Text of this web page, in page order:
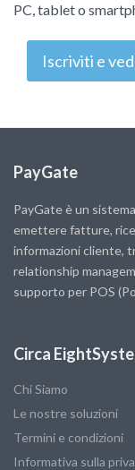
PC, tablet o
Iscriviti e
PayGate
PayGate è un
emettere fatture,
informazioni cliente,
relationship
supporto per POS
Circa
Chi Siamo
Le nostre soluzioni
Termini e condizioni
Informativa sulla